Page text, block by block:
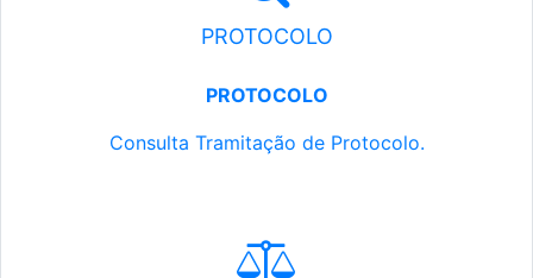
PROTOCOLO
PROTOCOLO
Consulta Tramitação de Protocolo.